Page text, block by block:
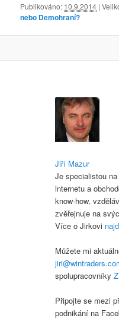
Publikováno: 10.9.2014 |
nebo Demohraní?
Jiří Mazur
Je specialistou
internetu a
know-how,
zvěřejnuje na
Více o Jirkovi
Můžete mi
spolupracovníky
Připojte se mezi
podnikání na